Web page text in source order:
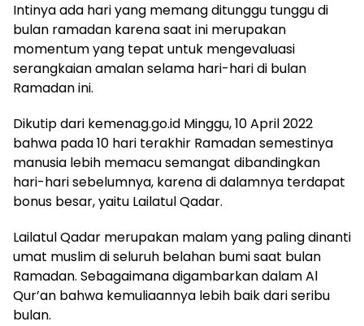
Intinya ada hari yang memang ditunggu tunggu di
bulan ramadan karena saat ini merupakan
momentum yang tepat untuk mengevaluasi
serangkaian amalan selama hari-hari di bulan
Ramadan ini.
Dikutip dari kemenag.go.id Minggu, 10 April 2022
bahwa pada 10 hari terakhir Ramadan semestinya
manusia lebih memacu semangat dibandingkan
hari-hari sebelumnya, karena di dalamnya terdapat
bonus besar, yaitu Lailatul Qadar.
Lailatul Qadar merupakan malam yang paling dinanti
umat muslim di seluruh belahan bumi saat bulan
Ramadan. Sebagaimana digambarkan dalam Al
Qur’an bahwa kemuliaannya lebih baik dari seribu
bulan.